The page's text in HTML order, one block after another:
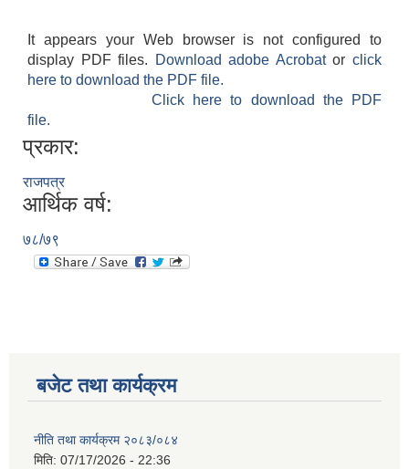
It appears your Web browser is not configured to
display PDF files.
Download adobe Acrobatorclick
here to download the PDF file.
Click here to download the PDF
file.
प्रकार:
राजपत्र
आर्थिक वर्ष:
७८/७९
बजेट तथा कार्यक्रम
नीति तथा कार्यक्रम २०८३/०८४
मिति: 07/17/2026 - 22:36